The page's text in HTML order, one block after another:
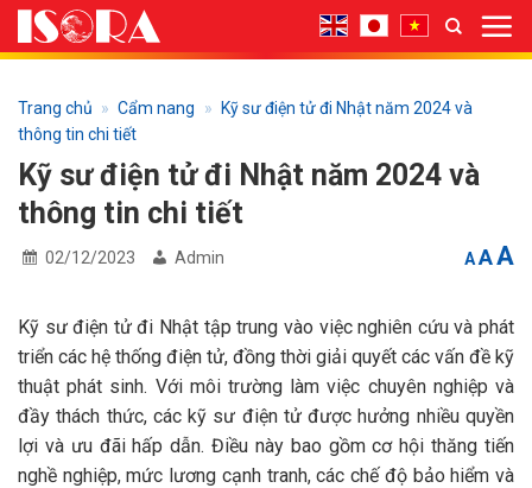
Bỏ
qua
dungTrang chủ » Cẩm nang »
Kỹ sư điện tử đi Nhật năm 2024 và
thông tin chi tiết
Kỹ sư điện tử đi Nhật năm 2024 và
thông tin chi tiết
02/12/2023 Admin Afont
size.
AA
Kỹ sư điện tử đi Nhật tập trung vào việc nghiên cứu và phát
triển các hệ thống điện tử, đồng thời giải quyết các vấn đề kỹ
thuật phát sinh. Với môi trường làm việc chuyên nghiệp và
đầy thách thức, các kỹ sư điện tử được hưởng nhiều quyền
lợi và ưu đãi hấp dẫn. Điều này bao gồm cơ hội thăng tiến
nghề nghiệp, mức lương cạnh tranh, các chế độ bảo hiểm và